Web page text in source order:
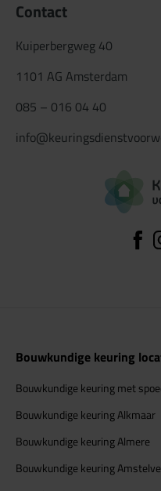
Contact
Kuiperbergweg 40
1101 AG Amsterdam
085 – 016 04 40
Bouwkundige keuring
Bouwkundige keuring met
Bouwkundige keuring Alkmaar
Bouwkundige keuring Almere
Bouwkundige keuring